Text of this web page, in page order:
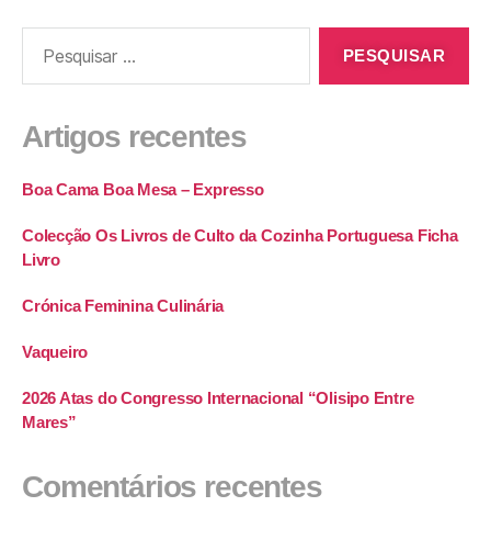
Artigos recentes
Boa Cama Boa Mesa – Expresso
Colecção Os Livros de Culto da Cozinha Portuguesa Ficha
Livro
Crónica Feminina Culinária
Vaqueiro
2026 Atas do Congresso Internacional “Olisipo Entre
Mares”
Comentários recentes